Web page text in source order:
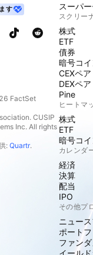
す
FactSet
CUSIP
Inc. All rights
:Quartr.
スーパ
スクリー
株式
ETF
債券
暗号コイ
CEXペア
DEXペア
Pine
ヒートマ
株式
ETF
暗号コイ
カレンダ
経済
決算
配当
IPO
その他プ
ニュー
ポート
ファン
イール